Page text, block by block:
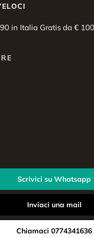
in Italia Gratis da €
Scrivici su Whatsapp
Inviaci una mail
Chiamaci 0774341636